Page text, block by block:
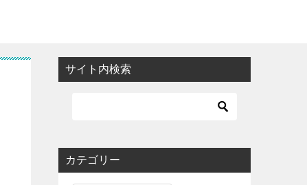
サイト内検索
カテゴリー